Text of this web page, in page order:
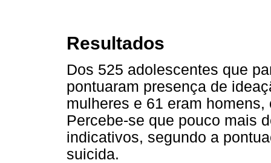
Resultados
Dos 525 adolescentes que
pontuaram presença de
mulheres e 61 eram
Percebe-se que pouco mais
indicativos, segundo a
suicida.